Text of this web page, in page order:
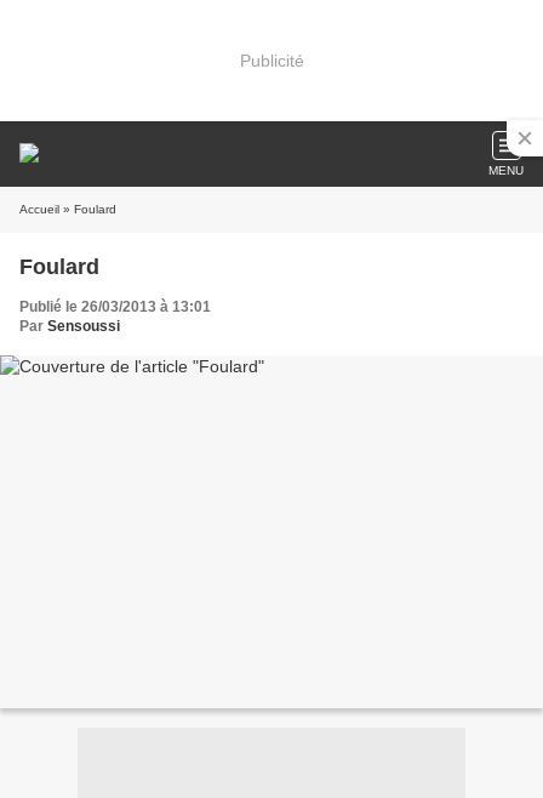
Publicité
MENU
Accueil » Foulard
Foulard
Publié le 26/03/2013 à 13:01
Par Sensoussi